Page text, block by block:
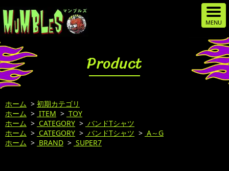
Product
ホーム > 初期カテゴリ
ホーム > ITEM > TOY
ホーム > CATEGORY > バンドTシャツ
ホーム > CATEGORY > バンドTシャツ > A～G
ホーム > BRAND > SUPER7